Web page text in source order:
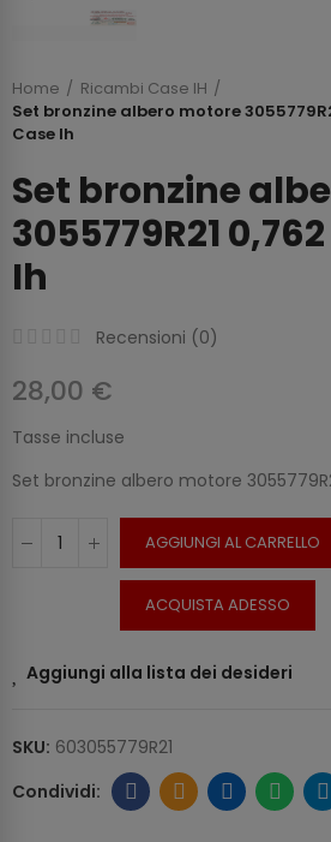
Home
Ricambi Case IH
Set bronzine albero motore
Case Ih
Set bronzine
3055779R21
Ih
Recensioni (0)
28,00 €
Tasse incluse
Set bronzine albero motore
AGGIUNGI AL CARRELLO
ACQUISTA ADESSO
Aggiungi alla lista dei desideri
SKU: 603055779R21